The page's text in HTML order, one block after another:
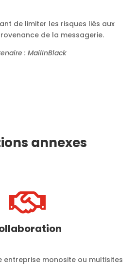
de limiter les risques liés aux
de la messagerie.
: MailInBlack
annexes

entreprise monosite ou multisites